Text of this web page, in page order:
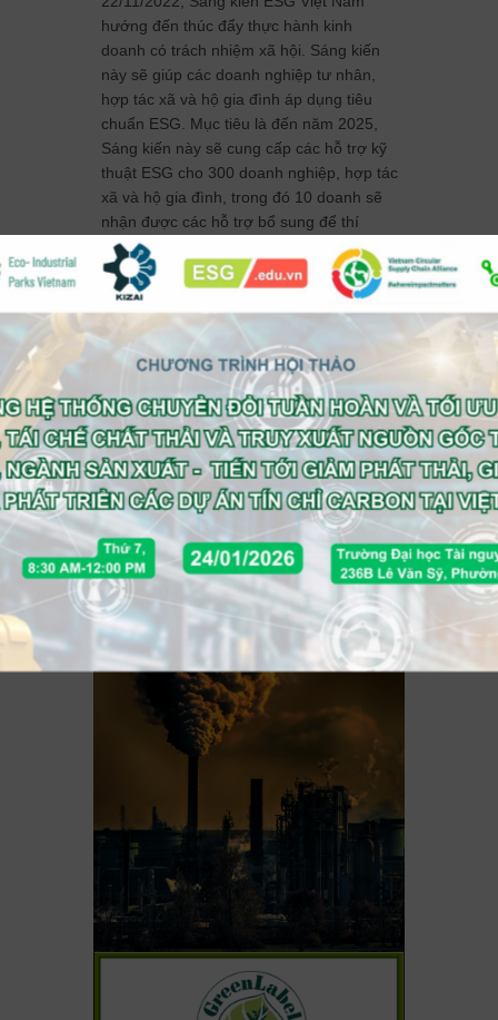
hướng đến thúc đẩy thực hành kinh
doanh có trách nhiệm xã hội. Sáng kiến
này sẽ giúp các doanh nghiệp tư nhân,
hợp tác xã và hộ gia đình áp dụng tiêu
chuẩn ESG. Mục tiêu là đến năm 2025,
Sáng kiến này sẽ cung cấp các hỗ trợ kỹ
thuật ESG cho 300 doanh nghiệp, hợp tác
xã và hộ gia đình, trong đó 10 doanh sẽ
nhận được các hỗ trợ bổ sung để thí
điểm, triển khai hoặc mở rộng các mô
hình kinh doanh ESG sáng tạo.
ShareFacebook
TwitterEmailWhatsAppLinkedIn
Skype